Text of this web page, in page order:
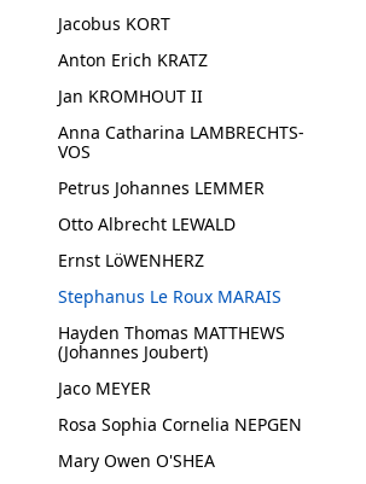
Jacobus KORT
Anton Erich KRATZ
Jan KROMHOUT II
Anna Catharina LAMBRECHTS-
VOS
Petrus Johannes LEMMER
Otto Albrecht LEWALD
Ernst LöWENHERZ
Stephanus Le Roux MARAIS
Hayden Thomas MATTHEWS
(Johannes Joubert)
Jaco MEYER
Rosa Sophia Cornelia NEPGEN
Mary Owen O'SHEA